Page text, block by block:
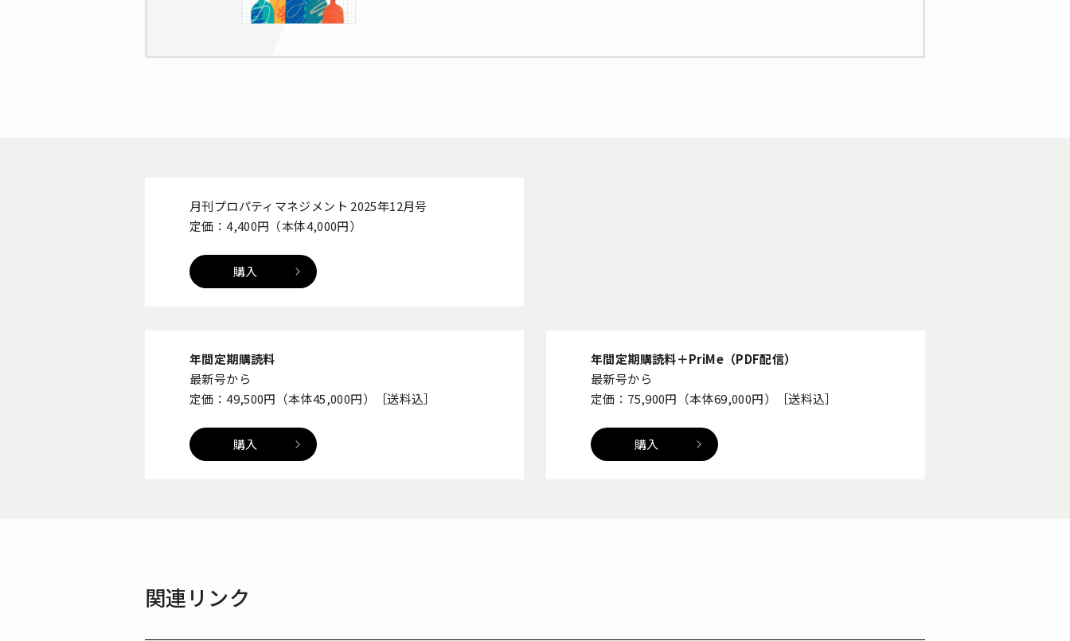
月刊プロパティマネジメント 2025年12月号
定価：4,400円（本体4,000円）
購入
年間定期購読料
最新号から
定価：49,500円（本体45,000円）［送料込］
購入
年間定期購読料＋PriMe（PDF配信）
最新号から
定価：75,900円（本体69,000円）［送料込］
購入
関連リンク